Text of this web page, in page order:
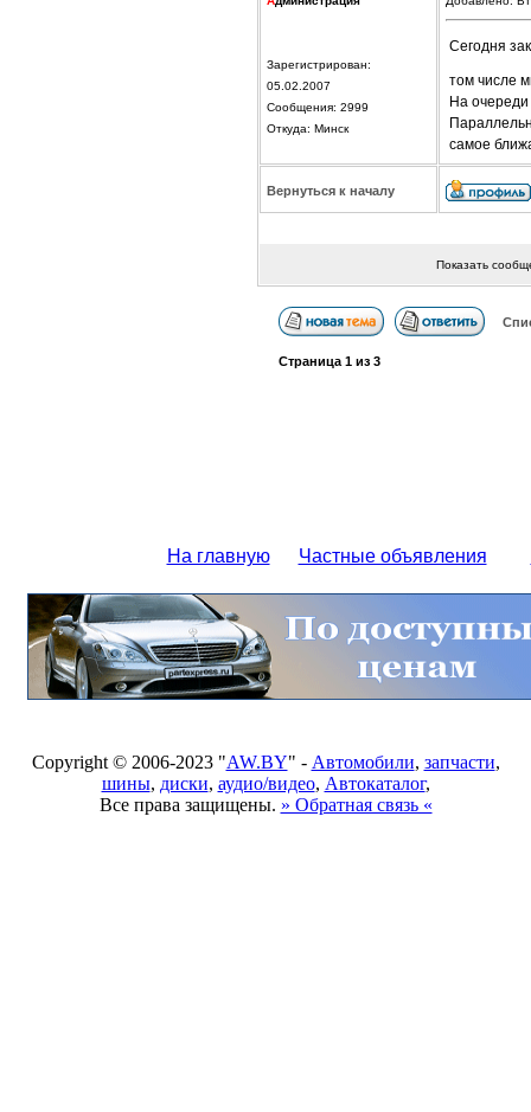
Зарегистрирован:
05.02.2007
Сообщения: 2999
Откуда: Минск
Сегодня
том числе
На
самое
Вернуться к началу
Показать
Страница 1из 3
На главную Частные объявления
Copyright © 2006-2023 "AW.BY" - Автомобили, запчасти,
шины, диски, аудио/видео, Автокаталог,
Все права защищены. » Обратная связь «